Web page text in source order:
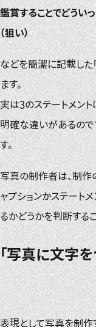
鑑賞することでどうい
（狙い）
などを簡潔に記載した
ます。
実は3のステートメント
明確な違いがあるので
す。
写真の制作者は、制作
ャプションかステート
るかどうかを判断する
「写真に文字
表現として写真を制作